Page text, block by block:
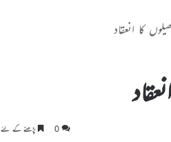
کا انعقاد
0 پڑھنے کے لئے 3 منٹ